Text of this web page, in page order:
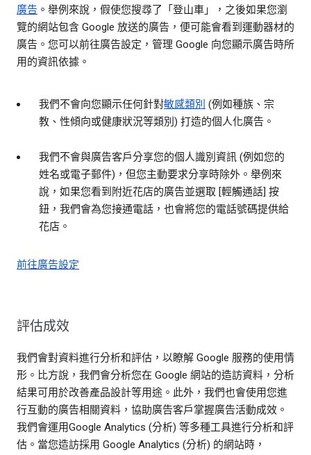
廣告 。舉例來說，假使您搜尋了「登山車」，之後如果您瀏
覽的網站包含 Google 放送的廣告，便可能會看到運動器材的
廣告。您可以前往廣告設定，管理 Google 向您顯示廣告時所
用的資訊依據。
我們不會向您顯示任何針對敏感類別 (例如種族、宗
教、性傾向或健康狀況等類別) 打造的個人化廣告。
我們不會與廣告客戶分享您的個人識別資訊 (例如您的
姓名或電子郵件)，但您主動要求分享時除外。舉例來
說，如果您看到附近花店的廣告並選取 [輕觸通話] 按
鈕，我們會為您接通電話，也會將您的電話號碼提供給
花店。
前往廣告設定
評估成效
我們會對資料進行分析和評估，以瞭解 Google 服務的使用情
形。比方說，我們會分析您在 Google 網站的造訪資料，分析
結果可用於改善產品設計等用途。此外，我們也會使用您進
行互動的廣告相關資料，協助廣告客戶掌握廣告活動成效。
我們會運用Google Analytics (分析) 等多種工具進行分析和評
估。當您造訪採用 Google Analytics (分析) 的網站時，